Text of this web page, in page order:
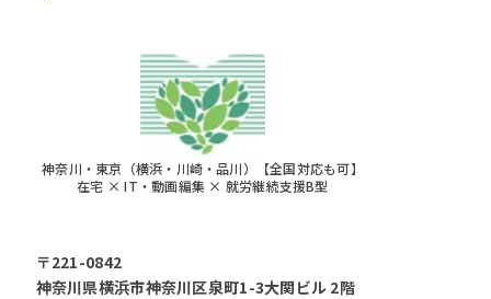
神奈川・東京（横浜・川崎・品川）【全国対応も可】
在宅 × IT・動画編集 × 就労継続支援B型
〒221-0842
神奈川県横浜市神奈川区泉町1-3大関ビル 2階